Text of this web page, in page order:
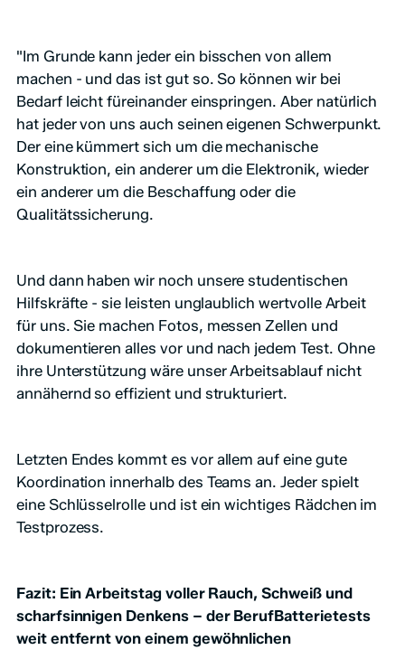
"Im Grunde kann jeder ein bisschen von allem
machen - und das ist gut so. So können wir bei
Bedarf leicht füreinander einspringen. Aber natürlich
hat jeder von uns auch seinen eigenen Schwerpunkt.
Der eine kümmert sich um die mechanische
Konstruktion, ein anderer um die Elektronik, wieder
ein anderer um die Beschaffung oder die
Qualitätssicherung.
Und dann haben wir noch unsere studentischen
Hilfskräfte - sie leisten unglaublich wertvolle Arbeit
für uns. Sie machen Fotos, messen Zellen und
dokumentieren alles vor und nach jedem Test. Ohne
ihre Unterstützung wäre unser Arbeitsablauf nicht
annähernd so effizient und strukturiert.
Letzten Endes kommt es vor allem auf eine gute
Koordination innerhalb des Teams an. Jeder spielt
eine Schlüsselrolle und ist ein wichtiges Rädchen im
Testprozess.
Fazit: Ein Arbeitstag voller Rauch, Schweiß und
scharfsinnigen Denkens – der BerufBatterietests
weit entfernt von einem gewöhnlichen